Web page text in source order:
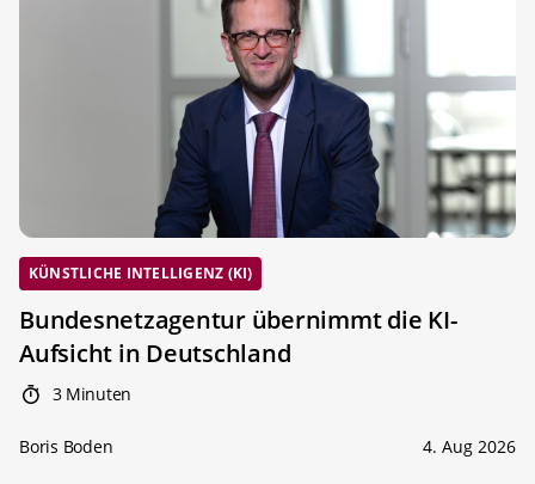
KÜNSTLICHE INTELLIGENZ (KI)
Bundesnetzagentur übernimmt die KI-
Aufsicht in Deutschland
3 Minuten
Boris Boden 4. Aug 2026